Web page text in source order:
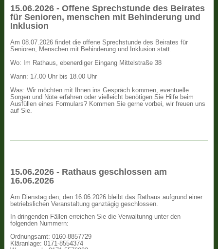
15.06.2026 - Offene Sprechstunde des Beirates
für Senioren, menschen mit Behinderung und
Inklusion
Am 08.07.2026 findet die offene Sprechstunde des Beirates für
Senioren, Menschen mit Behinderung und Inklusion statt.
Wo: Im Rathaus, ebenerdiger Eingang Mittelstraße 38
Wann: 17.00 Uhr bis 18.00 Uhr
Was: Wir möchten mit Ihnen ins Gespräch kommen, eventuelle
Sorgen und Nöte erfahren oder vielleicht benötigen Sie Hilfe beim
Ausfüllen eines Formulars? Kommen Sie gerne vorbei, wir freuen uns
auf Sie.
15.06.2026 - Rathaus geschlossen am
16.06.2026
Am Dienstag den, den 16.06.2026 bleibt das Rathaus aufgrund einer
betriebslichen Veranstaltung ganztägig geschlossen.
In dringenden Fällen erreichen Sie die Verwaltunng unter den
folgenden Nummern:
Ordnungsamt: 0160-8857729
Kläranlage: 0171-8554374